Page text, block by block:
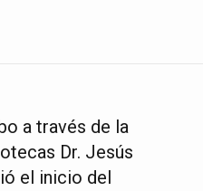
a través de la
Dr. Jesús
el inicio del